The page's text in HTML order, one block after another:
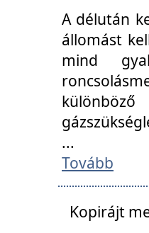
A délután
állomást
mind
...
Tovább
Kopirájt